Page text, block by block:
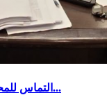
التماس للمحكمة العليا ضد اقتطاع نصف مليار شيكل من...